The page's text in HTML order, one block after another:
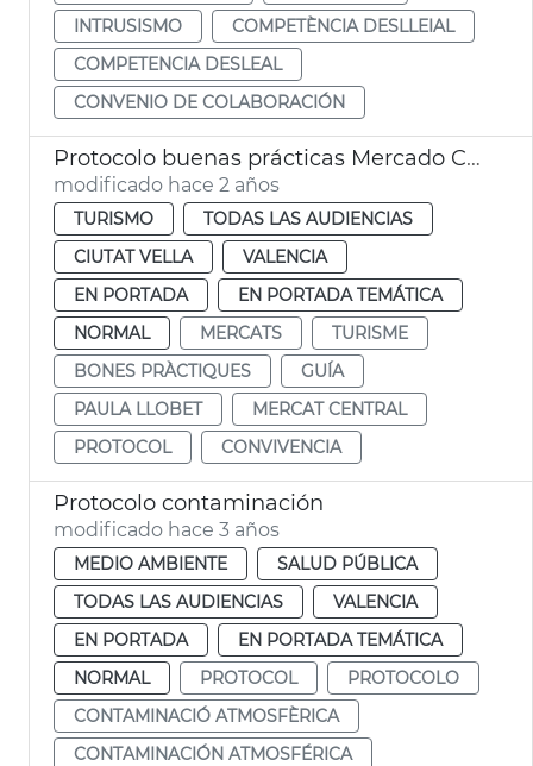
INTRUSISMO
COMPETÈNCIA DESLLEIAL
COMPETENCIA DESLEAL
CONVENIO DE COLABORACIÓN
Protocolo buenas prácticas Mercado Central turistas
modificado hace 2 años
TURISMO
TODAS LAS AUDIENCIAS
CIUTAT VELLA
VALENCIA
EN PORTADA
EN PORTADA TEMÁTICA
NORMAL
MERCATS
TURISME
BONES PRÀCTIQUES
GUÍA
PAULA LLOBET
MERCAT CENTRAL
PROTOCOL
CONVIVENCIA
Protocolo contaminación
modificado hace 3 años
MEDIO AMBIENTE
SALUD PÚBLICA
TODAS LAS AUDIENCIAS
VALENCIA
EN PORTADA
EN PORTADA TEMÁTICA
NORMAL
PROTOCOL
PROTOCOLO
CONTAMINACIÓ ATMOSFÈRICA
CONTAMINACIÓN ATMOSFÉRICA